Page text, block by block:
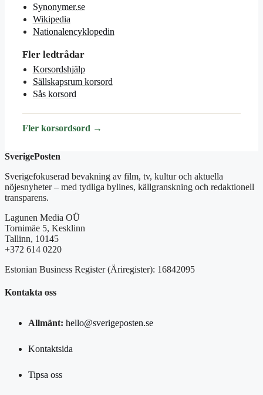
Synonymer.se
Wikipedia
Nationalencyklopedin
Fler ledtrådar
Korsordshjälp
Sällskapsrum korsord
Sås korsord
Fler korsordsord →
SverigePosten
Sverigefokuserad bevakning av film, tv, kultur och aktuella
nöjesnyheter – med tydliga bylines, källgranskning och redaktionell
transparens.
Lagunen Media OÜ
Tornimäe 5, Kesklinn
Tallinn, 10145
+372 614 0220
Estonian Business Register (Äriregister): 16842095
Kontakta oss
Allmänt: hello@sverigeposten.se
Kontaktsida
Tipsa oss